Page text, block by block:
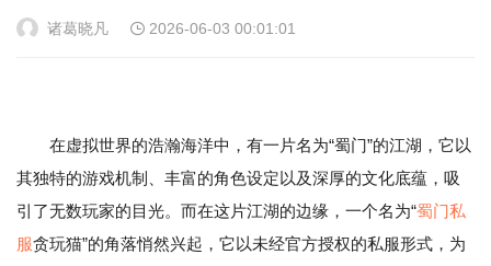
诸葛晓凡 2026-06-03 00:01:01
在虚拟世界的浩瀚海洋中，有一片名为“蜀门”的江湖，它以
其独特的游戏机制、丰富的角色设定以及深厚的文化底蕴，吸
引了无数玩家的目光。而在这片江湖的边缘，一个名为“蜀门私
服贪玩猫”的角落悄然兴起，它以未经官方授权的私服形式，为